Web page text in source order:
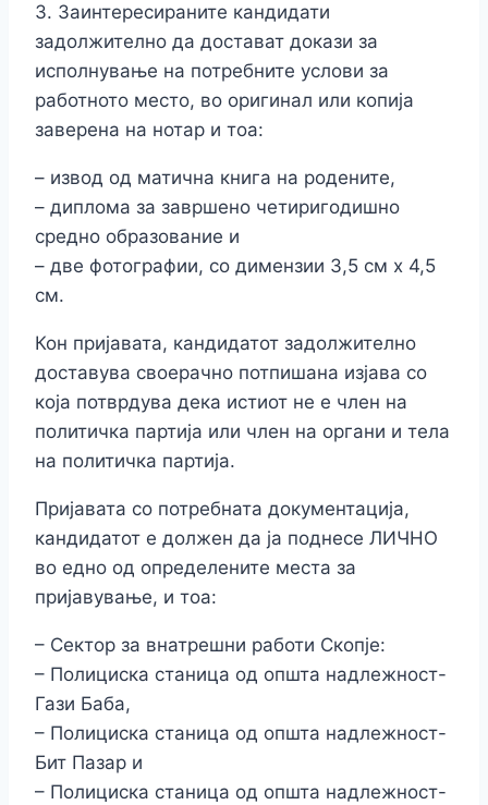
3. Заинтересираните кандидати
задолжително да достават докази за
исполнување на потребните услови за
работното место, во оригинал или копија
заверена на нотар и тоа:
– извод од матична книга на родените,
– диплома за завршено четиригодишно
средно образование и
– две фотографии, со димензии 3,5 см х 4,5
см.
Кон пријавата, кандидатот задолжително
доставува своерачно потпишана изјава со
која потврдува дека истиот не е член на
политичка партија или член на органи и тела
на политичка партија.
Пријавата со потребната документација,
кандидатот е должен да ја поднесе ЛИЧНО
во едно од определените места за
пријавување, и тоа:
– Сектор за внатрешни работи Скопје:
– Полициска станица од општа надлежност-
Гази Баба,
– Полициска станица од општа надлежност-
Бит Пазар и
– Полициска станица од општа надлежност-